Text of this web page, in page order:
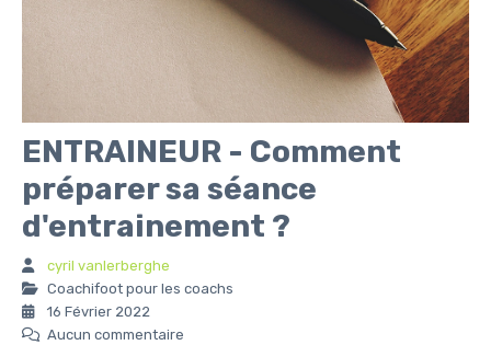
ENTRAINEUR - Comment
préparer sa séance
d'entrainement ?
cyril vanlerberghe
Coachifoot pour les coachs
16 Février 2022
Aucun commentaire